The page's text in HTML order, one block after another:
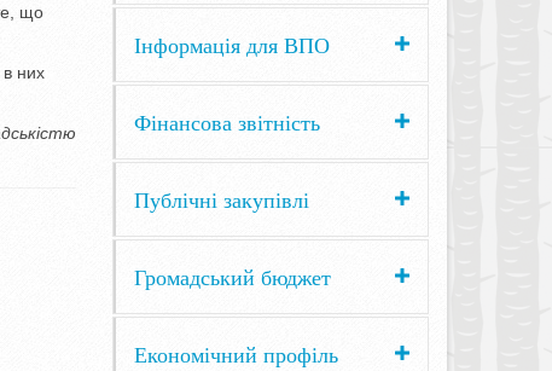
що
в них
Інформація для ВПО
Фінансова звітність
Публічні закупівлі
Громадський бюджет
Економічний профіль